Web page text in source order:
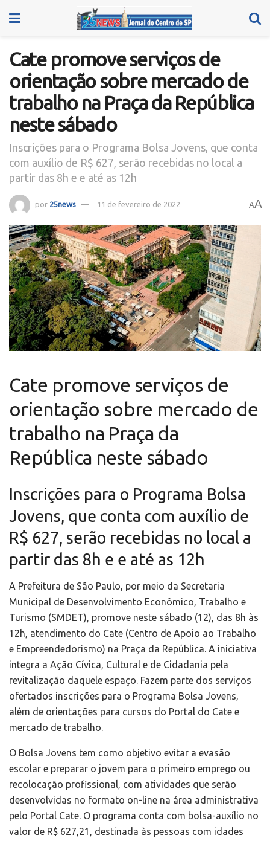
Cate promove serviços de
orientação sobre mercado de
trabalho na Praça da República
neste sábado
Inscrições para o Programa Bolsa Jovens, que conta
com auxílio de R$ 627, serão recebidas no local a
partir das 8h e e até as 12h
por 25news 11 de fevereiro de 2022 AA
Cate promove serviços de
orientação sobre mercado de
trabalho na Praça da
República neste sábado
Inscrições para o Programa Bolsa
Jovens, que conta com auxílio de
R$ 627, serão recebidas no local a
partir das 8h e e até as 12h
A Prefeitura de São Paulo, por meio da Secretaria
Municipal de Desenvolvimento Econômico, Trabalho e
Turismo (SMDET), promove neste sábado (12), das 8h às
12h, atendimento do Cate (Centro de Apoio ao Trabalho
e Empreendedorismo) na Praça da República. A iniciativa
integra a Ação Cívica, Cultural e de Cidadania pela
revitalização daquele espaço. Fazem parte dos serviços
ofertados inscrições para o Programa Bolsa Jovens,
além de orientações para cursos do Portal do Cate e
mercado de trabalho.
O Bolsa Jovens tem como objetivo evitar a evasão
escolar e preparar o jovem para o primeiro emprego ou
recolocação profissional, com atividades que serão
desenvolvidas no formato on-line na área administrativa
pelo Portal Cate. O programa conta com bolsa-auxílio no
valor de R$ 627,21, destinada às pessoas com idades